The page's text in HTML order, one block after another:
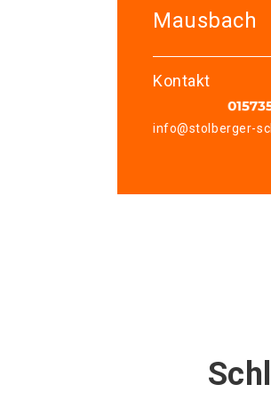
Mausbach
Kontakt
info@stolberger-